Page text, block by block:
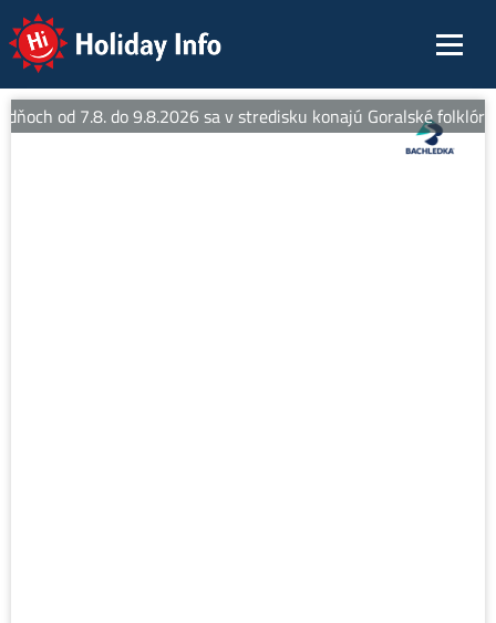
Holiday Info
od 7.8. do 9.8.2026 sa v stredisku konajú Goralské